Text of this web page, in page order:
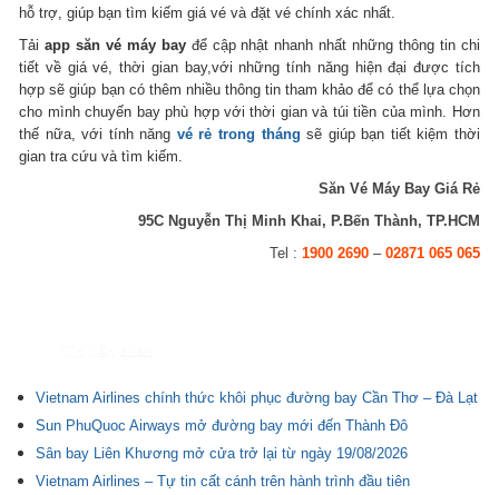
hỗ trợ, giúp bạn tìm kiếm giá vé và đặt vé chính xác nhất.
Tảiapp săn vé máy bayđể cập nhật nhanh nhất những thông tin chi
tiết về giá vé, thời gian bay,với những tính năng hiện đại được tích
hợp sẽ giúp bạn có thêm nhiều thông tin tham khảo để có thể lựa chọn
cho mình chuyến bay phù hợp với thời gian và túi tiền của mình. Hơn
thế nữa, với tính năng vé rẻ trong tháng sẽ giúp bạn tiết kiệm thời
gian tra cứu và tìm kiếm.
Săn Vé Máy Bay Giá Rẻ
95C Nguyễn Thị Minh Khai, P.Bến Thành, TP.HCM
Tel : 1900 2690– 02871 065 065
Vietnam Airlines chính thức khôi phục đường bay Cần Thơ – Đà Lạt
Sun PhuQuoc Airways mở đường bay mới đến Thành Đô
Sân bay Liên Khương mở cửa trở lại từ ngày 19/08/2026
Vietnam Airlines – Tự tin cất cánh trên hành trình đầu tiên